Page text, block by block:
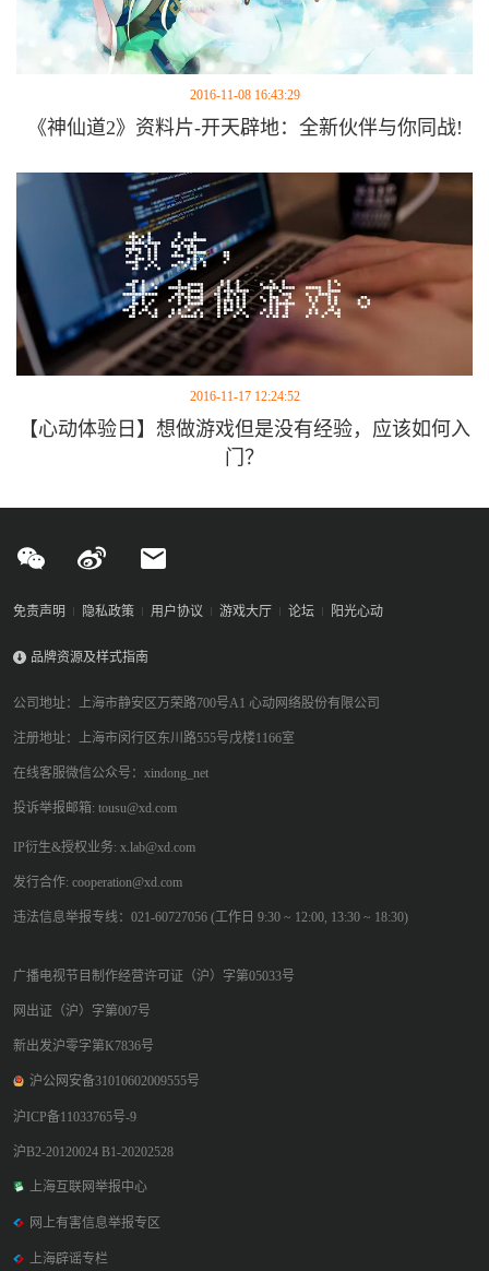
2016-11-08 16:43:29
《神仙道2》资料片-开天辟地：全新伙伴与你同战!
2016-11-17 12:24:52
【心动体验日】想做游戏但是没有经验，应该如何入
门？
免责声明 隐私政策 用户协议 游戏大厅 论坛 阳光心动
品牌资源及样式指南
公司地址：上海市静安区万荣路700号A1 心动网络股份有限公司
注册地址：上海市闵行区东川路555号戊楼1166室
在线客服微信公众号：xindong_net
投诉举报邮箱: tousu@xd.com
IP衍生&授权业务: x.lab@xd.com
发行合作: cooperation@xd.com
违法信息举报专线：021-60727056 (工作日 9:30 ~ 12:00, 13:30 ~ 18:30)
广播电视节目制作经营许可证（沪）字第05033号
网出证（沪）字第007号
新出发沪零字第K7836号
沪公网安备31010602009555号
沪ICP备11033765号-9
沪B2-20120024 B1-20202528
上海互联网举报中心
网上有害信息举报专区
上海辟谣专栏